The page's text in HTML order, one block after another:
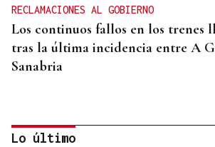
RECLAMACIONES AL GOBIERNO
Los continuos fallos en los trenes
tras la última incidencia entre A
Sanabria
Lo último